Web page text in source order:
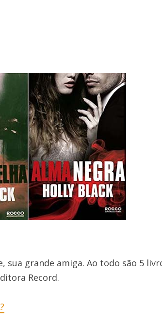
sua grande amiga. Ao todo são 5
Record.